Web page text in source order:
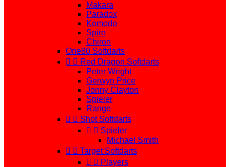
Makara
Paradox
Komodo
Spiro
Chiron
One80 Softdarts
  Red Dragon Softdarts
Peter Wright
Gerwyn Price
Jonny Clayton
Spieler
Range
  Shot Softdarts
  Spieler
Michael Smith
  Target Softdarts
  Players